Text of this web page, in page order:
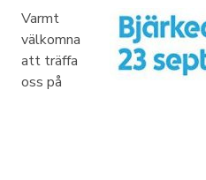
Om Bjärke Energi
Kundservice
Varmt
välkomna
att träffa
oss på